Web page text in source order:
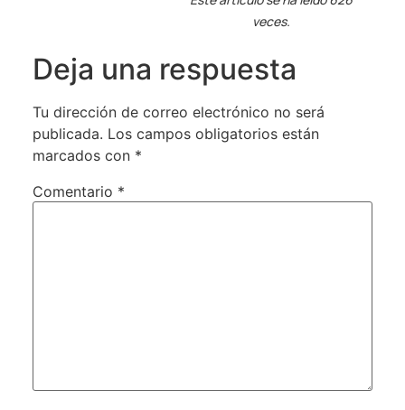
veces.
Deja una respuesta
Tu dirección de correo electrónico no será
publicada. Los campos obligatorios están
marcados con *
Comentario *